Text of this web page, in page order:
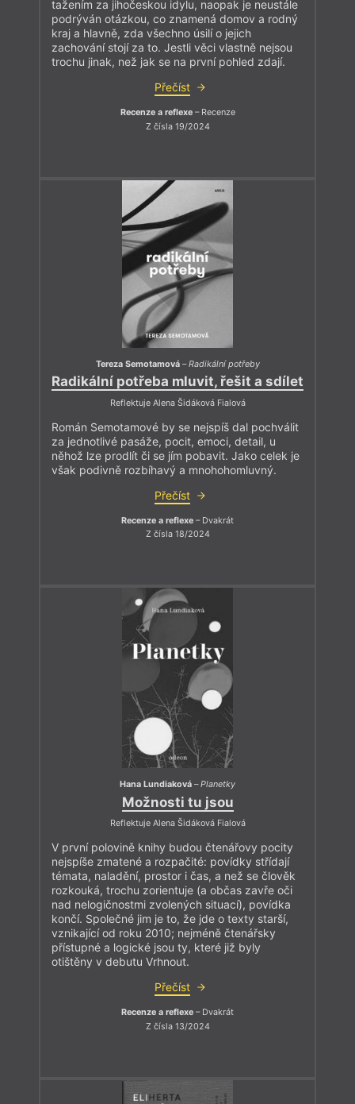
tažením za jihočeskou idylu, naopak je neustále
podrýván otázkou, co znamená domov a rodný
kraj a hlavně, zda všechno úsilí o jejich
zachování stojí za to. Jestli věci vlastně nejsou
trochu jinak, než jak se na první pohled zdají.
Přečíst
Recenze a reflexe– Recenze
Z čísla 19/2024
Tereza Semotamová–Radikální potřeby
Radikální potřeba mluvit, řešit a sdílet
Reflektuje Alena Šidáková Fialová
Román Semotamové by se nejspíš dal pochválit
za jednotlivé pasáže, pocit, emoci, detail, u
něhož lze prodlít či se jím pobavit. Jako celek je
však podivně rozbíhavý a mnohohomluvný.
Přečíst
Recenze a reflexe – Dvakrát
Z čísla 18/2024
Hana Lundiaková –Planetky
Možnosti tu jsou
Reflektuje Alena Šidáková Fialová
V první polovině knihy budou čtenářovy pocity
nejspíše zmatené a rozpačité: povídky střídají
témata, naladění, prostor i čas, a než se člověk
rozkouká, trochu zorientuje (a občas zavře oči
nad nelogičnostmi zvolených situací), povídka
končí. Společné jim je to, že jde o texty starší,
vznikající od roku 2010; nejméně čtenářsky
přístupné a logické jsou ty, které již byly
otištěny v debutu Vrhnout.
Přečíst
Recenze a reflexe – Dvakrát
Z čísla 13/2024